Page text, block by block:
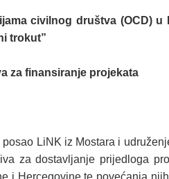
civilnog društva (OCD)
trokut”
za finansiranje projekata
LiNK iz Mostara i
za dostavljanje prijedloga
i Hercegovine te povećanja